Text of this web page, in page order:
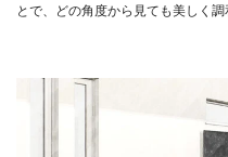
とで、どの角度から見ても美しく